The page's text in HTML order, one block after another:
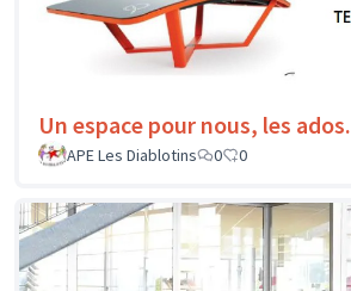
Un espace pour nous, les ados.
APE Les Diablotins
0 0